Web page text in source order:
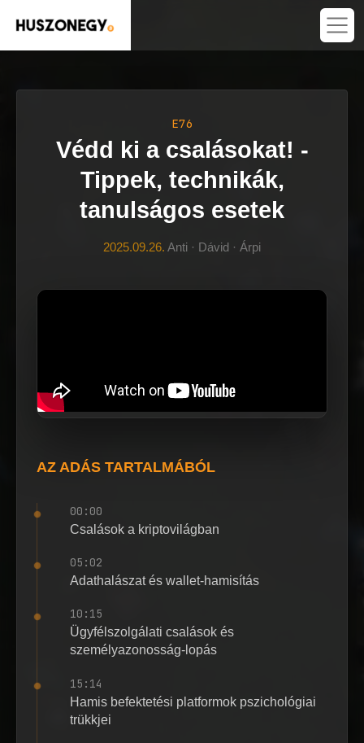
E76
Védd ki a csalásokat! -
Tippek, technikák,
tanulságos esetek
2025.09.26. Anti · Dávid · Árpi
AZ ADÁS TARTALMÁBÓL
00:00
Csalások a kriptovilágban
05:02
Adathalászat és wallet-hamisítás
10:15
Ügyfélszolgálati csalások és
személyazonosság-lopás
15:14
Hamis befektetési platformok pszichológiai
trükkjei